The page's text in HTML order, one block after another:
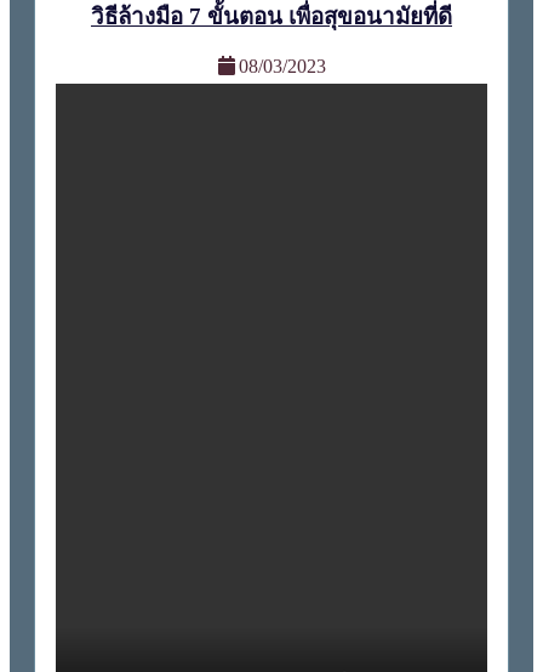
วิธีล้างมือ 7 ขั้นตอน เพื่อสุขอนามัยที่ดี
08/03/2023